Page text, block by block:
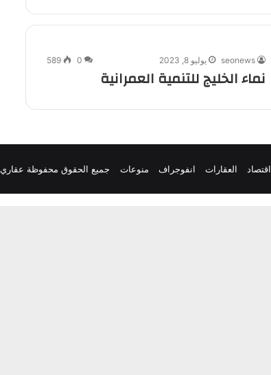
seonews يوليو 8, 2023 0
589
نماء الخليج للتنمية العمرانية
جميع الحقوق محفوظة عقاري 2030 @ 2026 اقتصاد العقارات انفوجراف منوعات